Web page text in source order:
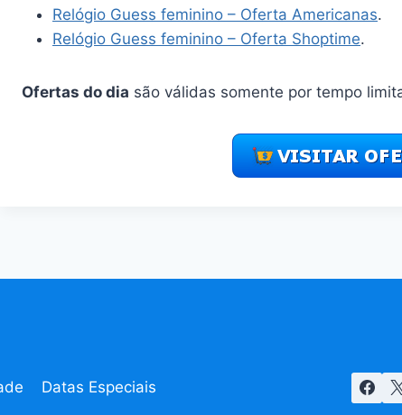
Relógio Guess feminino – Oferta Americanas.
Relógio Guess feminino – Oferta Shoptime.
Ofertas do dia são válidas somente por tempo
Datas Especiais